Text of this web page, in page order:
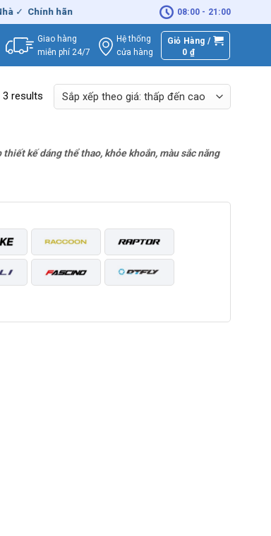
✓ Chính hãng – Xuất | 🚚 Miễn phí giao
08:00 - 21:00
Giao hàng
miễn phí 24/7
Hệ thống
cửa hàng
Giỏ Hàng /
0₫
3 results
kế dáng thể thao, khỏe khoắn, màu sắc năng